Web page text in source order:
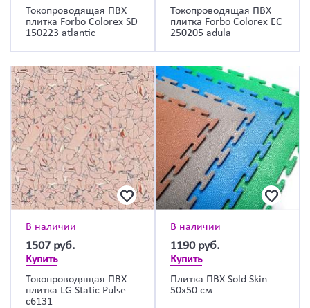
Токопроводящая ПВХ
плитка Forbo Colorex SD
150223 atlantic
Токопроводящая ПВХ
плитка Forbo Colorex EC
250205 adula
В наличии
1507 руб.
Купить
Токопроводящая ПВХ
плитка LG Static Pulse
c6131
В наличии
1190 руб.
Купить
Плитка ПВХ Sold Skin
50х50 см